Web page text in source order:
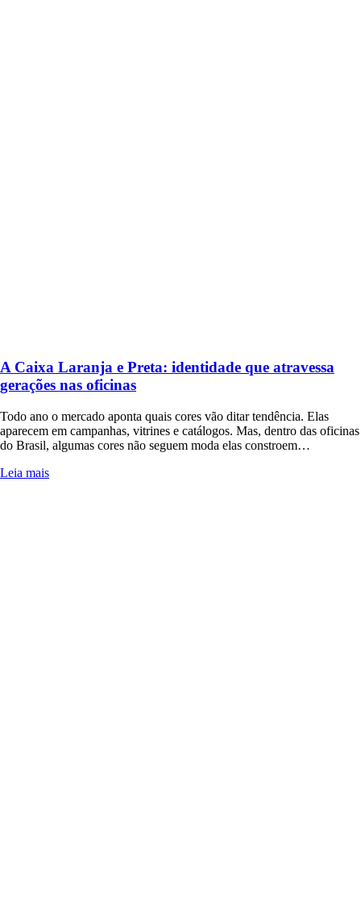
A Caixa Laranja e Preta: identidade que atravessa
gerações nas oficinas
Todo ano o mercado aponta quais cores vão ditar tendência. Elas
aparecem em campanhas, vitrines e catálogos. Mas, dentro das oficinas
do Brasil, algumas cores não seguem moda elas constroem…
Leia mais